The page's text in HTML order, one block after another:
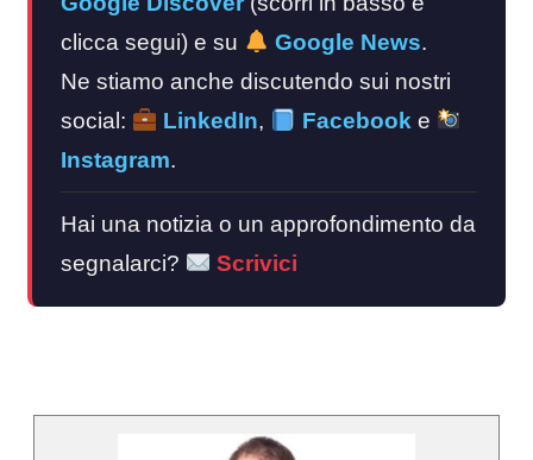
clicca segui) e su
Google News.
Ne stiamo anche discutendo sui nostri
social:
LinkedIn, Facebook e
Instagram.
Hai una notizia o un approfondimento da
segnalarci?
Scrivici